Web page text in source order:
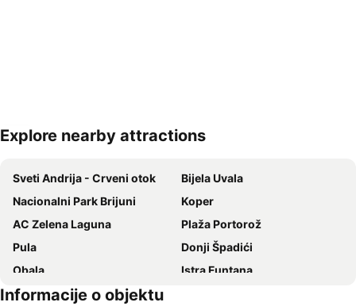
Explore nearby attractions
Sveti Andrija - Crveni otok
Bijela Uvala
Nacionalni Park Brijuni
Koper
AC Zelena Laguna
Plaža Portorož
Pula
Donji Špadići
Obala
Istra Funtana
Katoro
Informacije o objektu